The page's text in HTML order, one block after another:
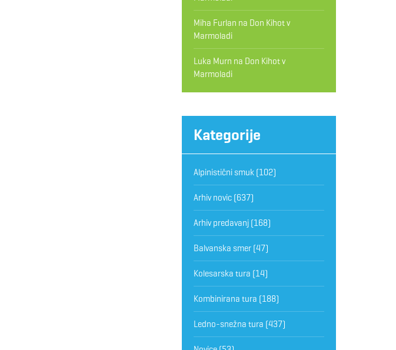
Miha Furlan na Don Kihot v
Marmoladi
Luka Murn na Don Kihot v
Marmoladi
Kategorije
Alpinistični smuk(102)
Arhiv novic(637)
Arhiv predavanj(168)
Balvanska smer(47)
Kolesarska tura (14)
Kombinirana tura (188)
Ledno-snežna tura (437)